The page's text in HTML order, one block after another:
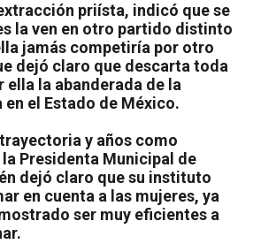
priísta, indicó que se
la ven en otro partido distinto
jamás competiría por otro
dejó claro que descarta toda
ella la abanderada de la
el Estado de México.
y años como
Presidenta Municipal de
dejó claro que su instituto
en cuenta a las mujeres, ya
ser muy eficientes a